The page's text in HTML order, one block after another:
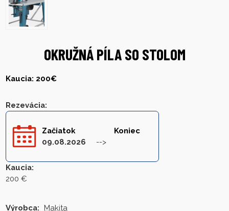
OKRUŽNÁ PÍLA SO STOLOM
Kaucia: 200€
Rezevácia:
Začiatok
09.08.2026
Koniec
Kaucia:
200 €
Výrobca:
Makita